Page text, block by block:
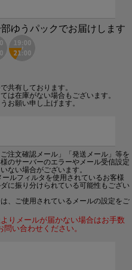
ゆうパックでお届けします
共有しております。
は在庫がない場合もございます。
お願い申し上げます。
注文確認メール」「発送メール」等を
のサーバーのエラーやメール受信設定
ない場合がございます。
ルフィルタを使用されているお客様
に振り分けられている可能性もござい
、ご使用されているメールの設定をご
りメールが届かない場合はお手数
い合わせください。